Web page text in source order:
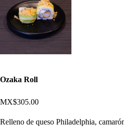
Ozaka Roll
MX$305.00
Relleno de queso Philadelphia,